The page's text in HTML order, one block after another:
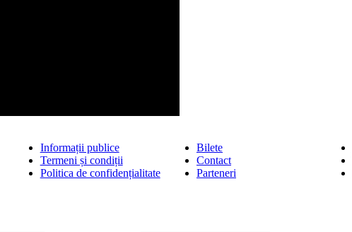
Informații publice
Termeni și condiții
Politica de confidențialitate
Bilete
Contact
Parteneri